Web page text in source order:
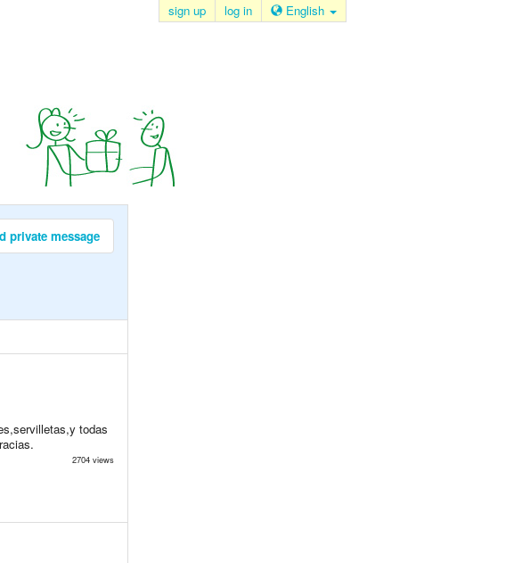
sign up log in English
private message
todas
2704 views